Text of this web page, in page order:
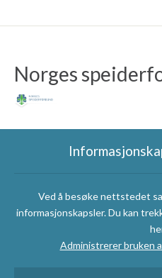
Norges
Speidergruppas
Ved å besøke nettstedet
informasjonskapsler. Du kan
Administrerer bruken